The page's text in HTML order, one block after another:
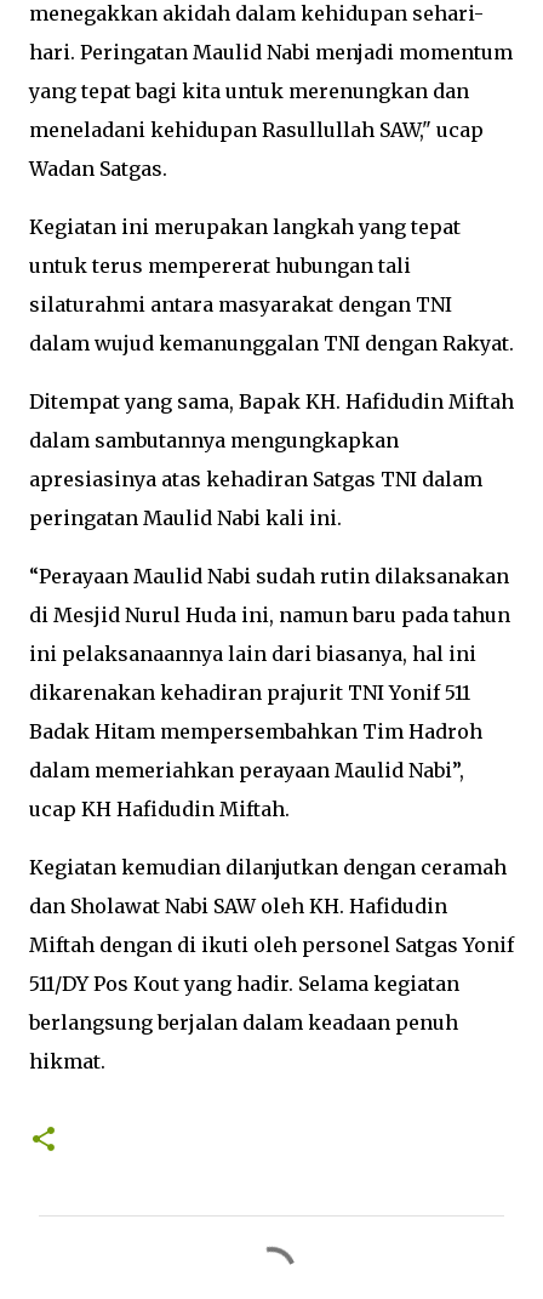
menegakkan akidah dalam kehidupan sehari-
hari. Peringatan Maulid Nabi menjadi momentum
yang tepat bagi kita untuk merenungkan dan
meneladani kehidupan Rasullullah SAW," ucap
Wadan Satgas.
Kegiatan ini merupakan langkah yang tepat
untuk terus mempererat hubungan tali
silaturahmi antara masyarakat dengan TNI
dalam wujud kemanunggalan TNI dengan Rakyat.
Ditempat yang sama, Bapak KH. Hafidudin Miftah
dalam sambutannya mengungkapkan
apresiasinya atas kehadiran Satgas TNI dalam
peringatan Maulid Nabi kali ini.
“Perayaan Maulid Nabi sudah rutin dilaksanakan
di Mesjid Nurul Huda ini, namun baru pada tahun
ini pelaksanaannya lain dari biasanya, hal ini
dikarenakan kehadiran prajurit TNI Yonif 511
Badak Hitam mempersembahkan Tim Hadroh
dalam memeriahkan perayaan Maulid Nabi”,
ucap KH Hafidudin Miftah.
Kegiatan kemudian dilanjutkan dengan ceramah
dan Sholawat Nabi SAW oleh KH. Hafidudin
Miftah dengan di ikuti oleh personel Satgas Yonif
511/DY Pos Kout yang hadir. Selama kegiatan
berlangsung berjalan dalam keadaan penuh
hikmat.